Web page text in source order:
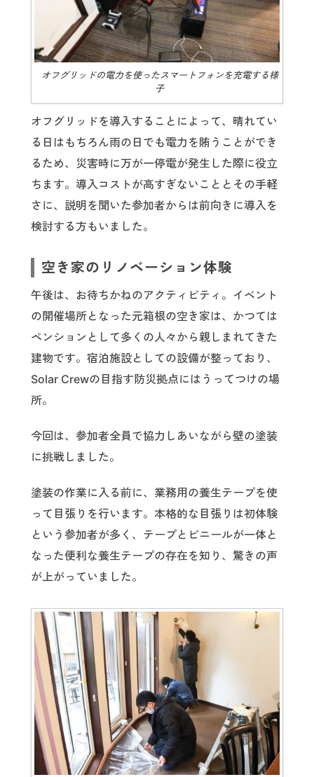
オフグリッドの電力を使ったスマートフォンを充電する様
子
オフグリッドを導入することによって、晴れてい
る日はもちろん雨の日でも電力を賄うことができ
るため、災害時に万が一停電が発生した際に役立
ちます。導入コストが高すぎないこととその手軽
さに、説明を聞いた参加者からは前向きに導入を
検討する方もいました。
空き家のリノベーション体験
午後は、お待ちかねのアクティビティ。イベント
の開催場所となった元箱根の空き家は、かつては
ペンションとして多くの人々から親しまれてきた
建物です。宿泊施設としての設備が整っており、
Solar Crewの目指す防災拠点にはうってつけの場
所。
今回は、参加者全員で協力しあいながら壁の塗装
に挑戦しました。
塗装の作業に入る前に、業務用の養生テープを使
って目張りを行います。本格的な目張りは初体験
という参加者が多く、テープとビニールが一体と
なった便利な養生テープの存在を知り、驚きの声
が上がっていました。